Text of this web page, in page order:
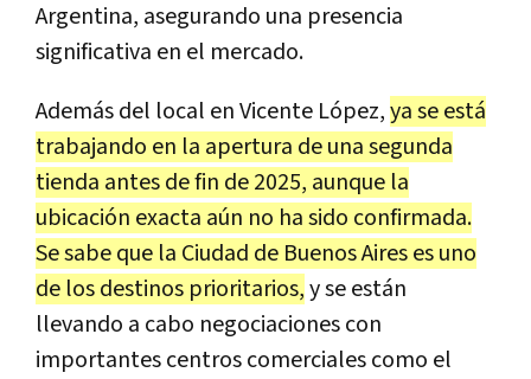
Argentina, asegurando una presencia
significativa en el mercado.
Además del local en Vicente López,ya se está
trabajando en la apertura de una segunda
tienda antes de fin de 2025, aunque la
ubicación exacta aún no ha sido confirmada.
Se sabe que la Ciudad de Buenos Aires es uno
de los destinos prioritarios,y se están
llevando a cabo negociaciones con
importantes centros comerciales como el